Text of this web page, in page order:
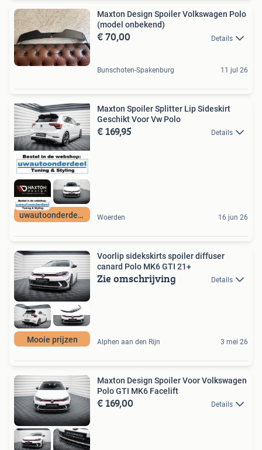
Maxton Design Spoiler Volkswagen Polo
(model onbekend)
€ 70,00 Details
Bunschoten-Spakenburg 11 jul 26
uwautoonderdeel nl
Maxton Spoiler Splitter Lip Sideskirt
Geschikt Voor Vw Polo
€ 169,95 Details
Woerden 16 jun 26
Mooie prijzen
Voorlip sidekskirts spoiler diffuser
canard Polo MK6 GTI 21+
Zie omschrijving Details
Alphen aan den Rijn 3 mei 26
Maxton Design Spoiler Voor Volkswagen
Polo GTI MK6 Facelift
€ 169,00 Details